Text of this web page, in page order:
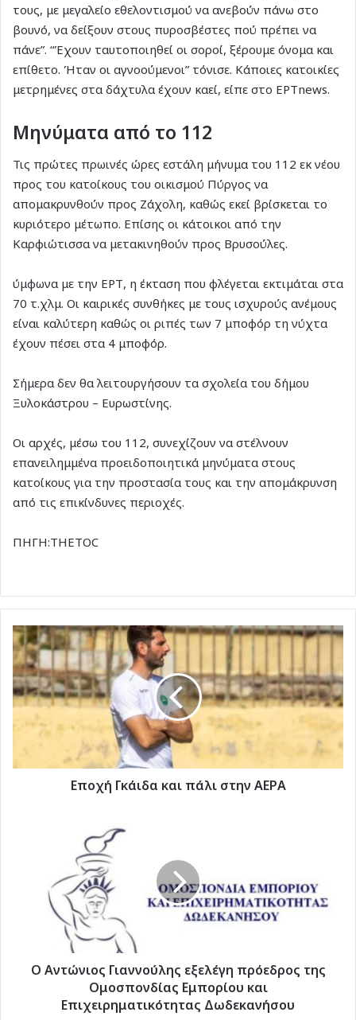
τους, με μεγαλείο εθελοντισμού να ανεβούν πάνω στο
βουνό, να δείξουν στους πυροσβέστες πού πρέπει να
πάνε”. “Έχουν ταυτοποιηθεί οι σοροί, ξέρουμε όνομα και
επίθετο. Ήταν οι αγνοούμενοι” τόνισε. Κάποιες κατοικίες
μετρημένες στα δάχτυλα έχουν καεί, είπε στο EΡΤnews.
Μηνύματα από το 112
Τις πρώτες πρωινές ώρες εστάλη μήνυμα του 112 εκ νέου
προς του κατοίκους του οικισμού Πύργος να
απομακρυνθούν προς Ζάχολη, καθώς εκεί βρίσκεται το
κυριότερο μέτωπο. Επίσης οι κάτοικοι από την
Καρφιώτισσα να μετακινηθούν προς Βρυσούλες.
ύμφωνα με την ΕΡΤ, η έκταση που φλέγεται εκτιμάται στα
70 τ.χλμ. Οι καιρικές συνθήκες με τους ισχυρούς ανέμους
είναι καλύτερη καθώς οι ριπές των 7 μποφόρ τη νύχτα
έχουν πέσει στα 4 μποφόρ.
Σήμερα δεν θα λειτουργήσουν τα σχολεία του δήμου
Ξυλοκάστρου – Ευρωστίνης.
Οι αρχές, μέσω του 112, συνεχίζουν να στέλνουν
επανειλημμένα προειδοποιητικά μηνύματα στους
κατοίκους για την προστασία τους και την απομάκρυνση
από τις επικίνδυνες περιοχές.
ΠΗΓΗ:THETOC
Eποχή
Γκάιδα
και
πάλι
στην
ΑΕΡΑ
Eποχή Γκάιδα και πάλι στην ΑΕΡΑ
πρόεδρος
Ομοσπονδίας
Επιχειρηματικότητας
Ο Αντώνιος Γιαννούλης εξελέγη πρόεδρος της
Ομοσπονδίας Εμπορίου και
Επιχειρηματικότητας Δωδεκανήσου